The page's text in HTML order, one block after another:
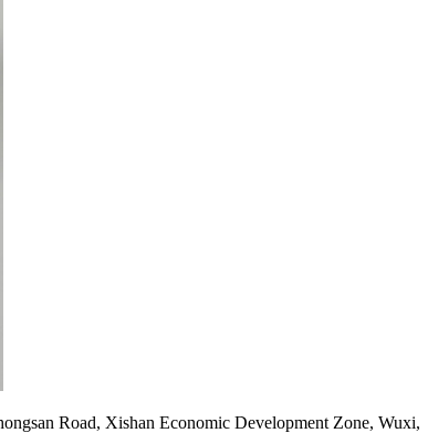
Road, Xishan Economic Development Zone,